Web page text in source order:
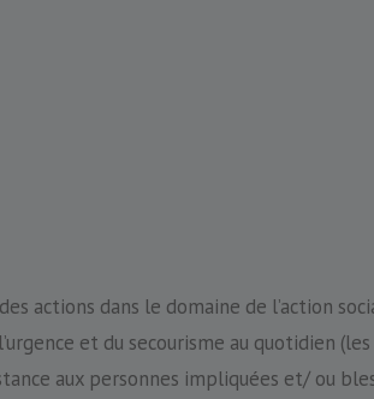
actions dans le domaine de l’action
et du secourisme au quotidien
aux personnes impliquées et/ ou